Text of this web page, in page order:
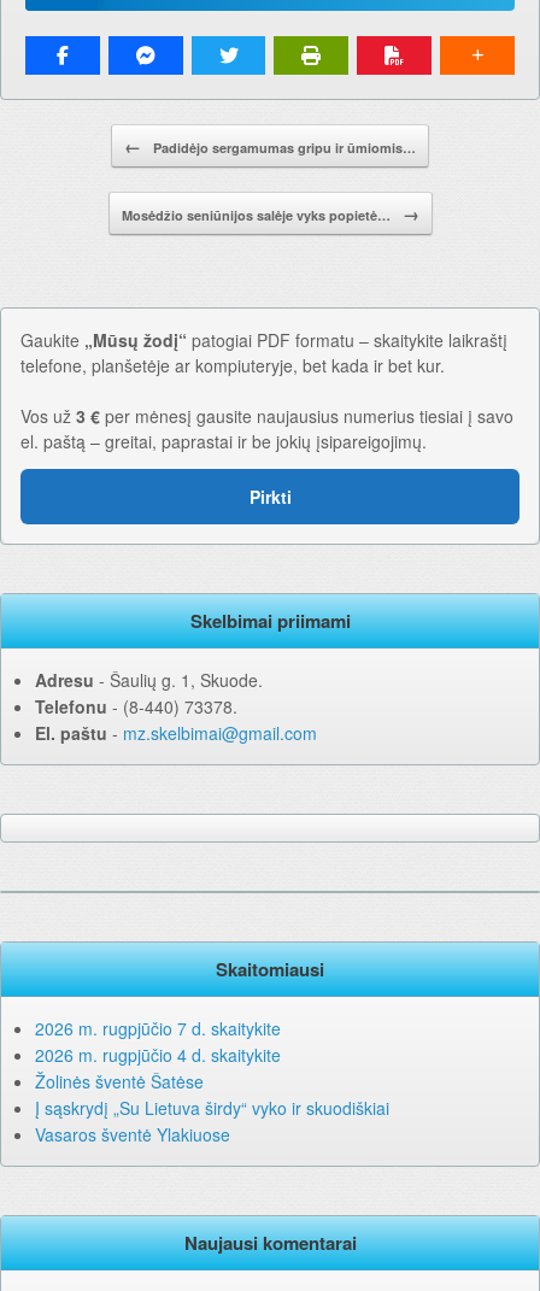
Pranešimo navigacija.
← Padidėjo sergamumas gripu ir ūmiomis…
Mosėdžio seniūnijos salėje vyks popietė… →
Gaukite „Mūsų žodį“ patogiai PDF formatu – skaitykite laikraštį
telefone, planšetėje ar kompiuteryje, bet kada ir bet kur.
Vos už 3 € per mėnesį gausite naujausius numerius tiesiai į savo
el. paštą – greitai, paprastai ir be jokių įsipareigojimų.
Pirkti
Skelbimai priimami
Adresu ‐ Šaulių g. 1, Skuode.
Telefonu ‐ (8-440) 73378.
El. paštu ‐ mz.skelbimai@gmail.com
Skaitomiausi
2026 m. rugpjūčio 7 d. skaitykite
2026 m. rugpjūčio 4 d. skaitykite
Žolinės šventė Šatėse
Į sąskrydį „Su Lietuva širdy“ vyko ir skuodiškiai
Vasaros šventė Ylakiuose
Naujausi komentarai